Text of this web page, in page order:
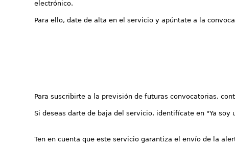
electrónico.
Para ello, date de alta en el servicio y apúntate a la
Para suscribirte a la previsión de futuras convocatorias,
Si deseas darte de baja del servicio, identifícate en "Ya
Ten en cuenta que este servicio garantiza el envío de la